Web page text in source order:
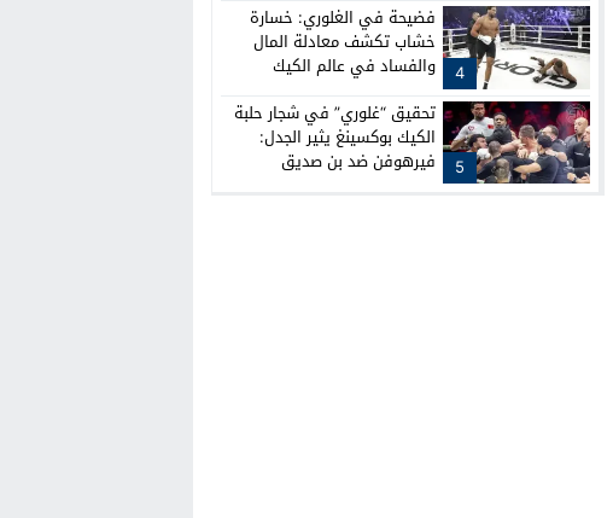
4
فضيحة في الغلوري: خسارة
خشاب تكشف معادلة المال
والفساد في عالم الكيك
5
تحقيق “غلوري” في شجار حلبة
الكيك بوكسينغ يثير الجدل:
فيرهوفن ضد بن صديق